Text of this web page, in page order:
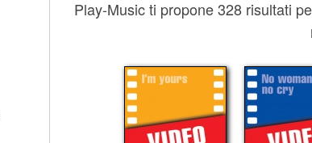
Play-Music ti propone 328 risultati